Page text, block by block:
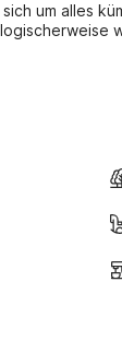
da , ohne Autan geht gar
ordentlich bergab